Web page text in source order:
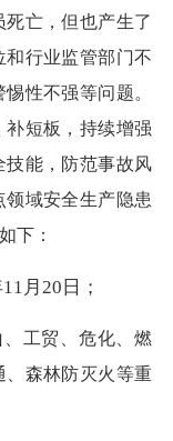
亡，但也产生了
行业监管部门不
性不强等问题。
短板，持续增强
技能，防范事故风
域安全生产隐患
下：
月20日；
工贸、危化、燃
、森林防灭火等重